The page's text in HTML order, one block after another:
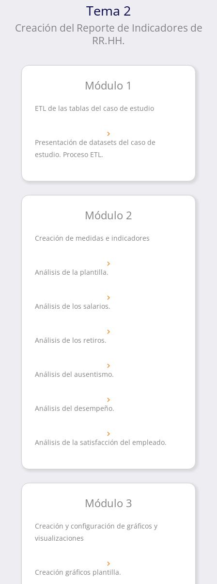
Tema 2
Creación del Reporte de Indicadores de
RR.HH.
Módulo 1
ETL de las tablas del caso de estudio
Presentación de datasets del caso de
estudio. Proceso ETL.
Módulo 2
Creación de medidas e indicadores
Análisis de la plantilla.
Análisis de los salarios.
Análisis de los retiros.
Análisis del ausentismo.
Análisis del desempeño.
Análisis de la satisfacción del empleado.
Módulo 3
Creación y configuración de gráficos y
visualizaciones
Creación gráficos plantilla.